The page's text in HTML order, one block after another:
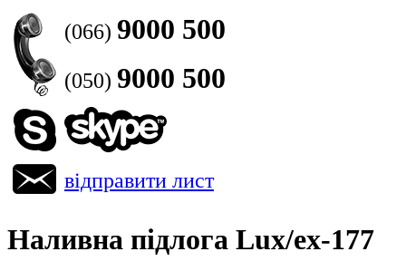
(066) 9000 500
(050) 9000 500
відправити лист
Наливна підлога Lux/ex-177